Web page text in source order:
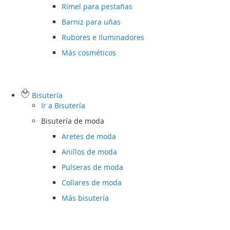
Rímel para pestañas
Barniz para uñas
Rubores e Iluminadores
Más cosméticos
Bisutería
Ir a Bisutería
Bisutería de moda
Aretes de moda
Anillos de moda
Pulseras de moda
Collares de moda
Más bisutería